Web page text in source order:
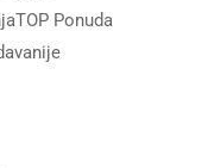
Ponuda